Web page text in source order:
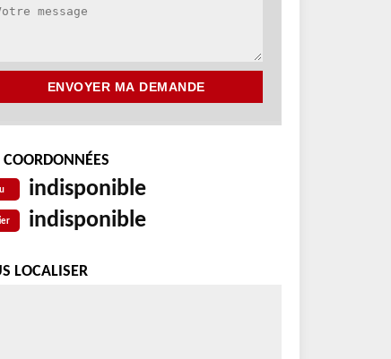
COORDONNÉES
indisponible
indisponible
LOCALISER